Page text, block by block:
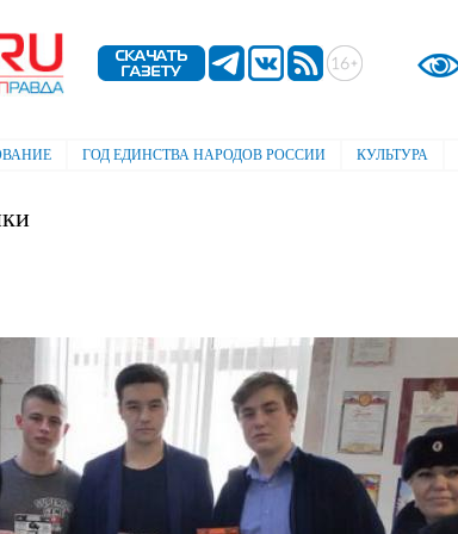
содержанию
ГОД ЕДИНСТВА НАРОДОВ РОССИИ КУЛЬТУРА